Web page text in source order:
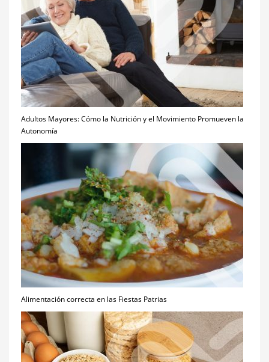
Adultos Mayores: Cómo la Nutrición y el Movimiento Promueven la
Autonomía
Alimentación correcta en las Fiestas Patrias